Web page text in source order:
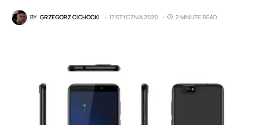
BY GRZEGORZ CICHOCKI 17 STYCZNIA 2020 2 MINUTE READ